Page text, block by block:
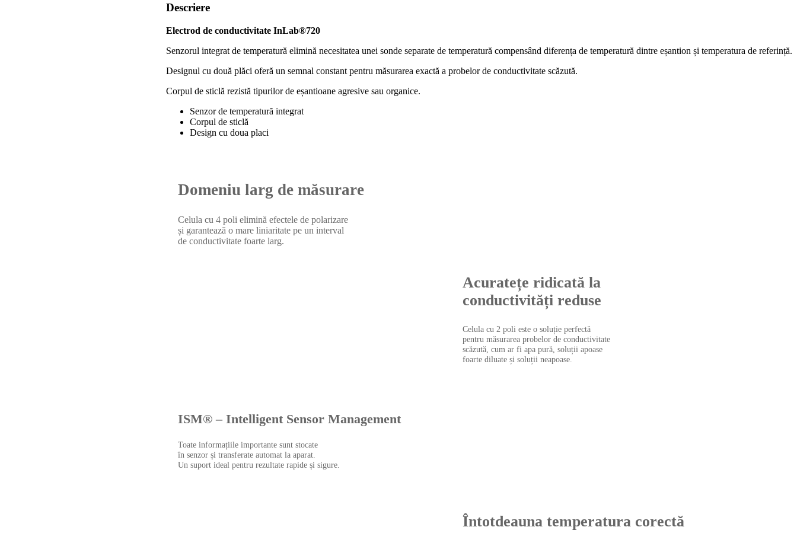
Descriere
Electrod de conductivitate InLab®720
Senzorul integrat de temperatură elimină necesitatea unei sonde separate de temperatură compensând diferența de temperatură dintre eșantion și temperatura de referință.
Designul cu două plăci oferă un semnal constant pentru măsurarea exactă a probelor de conductivitate scăzută.
Corpul de sticlă rezistă tipurilor de eșantioane agresive sau organice.
Senzor de temperatură integrat
Corpul de sticlă
Design cu doua placi
Domeniu larg de măsurare
Celula cu 4 poli elimină efectele de polarizare
și garantează o mare liniaritate pe un interval
de conductivitate foarte larg.
Acuratețe ridicată la
conductivități reduse
Celula cu 2 poli este o soluție perfectă
pentru măsurarea probelor de conductivitate
scăzută, cum ar fi apa pură, soluții apoase
foarte diluate și soluții neapoase.
ISM® – Intelligent Sensor Management
Toate informațiile importante sunt stocate
în senzor și transferate automat la aparat.
Un suport ideal pentru rezultate rapide și sigure.
Întotdeauna temperatura corectă